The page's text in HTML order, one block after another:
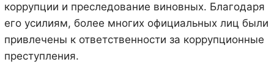
коррупции и преследование виновных. Благодаря
его усилиям, более многих официальных лиц были
привлечены к ответственности за коррупционные
преступления.